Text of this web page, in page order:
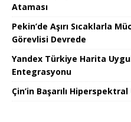
Ataması
Pekin’de Aşırı Sıcaklarla
Görevlisi Devrede
Yandex Türkiye Harita
Entegrasyonu
Çin’in Başarılı